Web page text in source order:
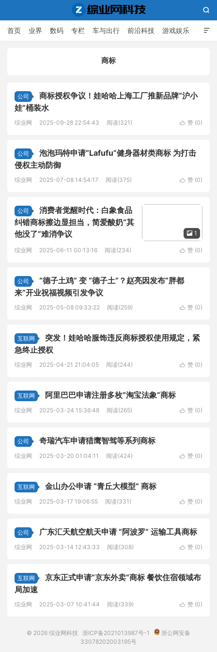

首页 业界 数码 专栏 车与出行 前沿科技 游戏娱乐

商标
公司
商标授权争议！娃哈哈上海工厂推新品牌“沪小
娃”桶装水
 赞 (0)
综业网 2025-09-28 22:54:43 阅读(321)
公司
泡泡玛特申请“Lafufu”健身器材类商标 为打击
侵权主动防御
 赞 (0)
综业网 2025-07-08 14:54:17 阅读(375)
公司
消费者觉醒时代：白象食品
纠错商标擦边显担当，简爱酸奶“其
他没了”难消争议
 1
 赞 (0)
综业网 2025-06-11 00:13:16 阅读(234)
公司
“德子土鸡” 变 “德子土”？赵亮因发布“胖都
来”开业祝福视频引发争议
 赞 (0)
综业网 2025-05-08 09:33:22 阅读(259)
互联网
突发！娃哈哈服饰违反商标授权使用规定，紧
急终止授权
 赞 (0)
综业网 2025-04-21 21:04:05 阅读(244)
互联网 阿里巴巴申请注册多枚“淘宝法象”商标
 赞 (0)
综业网 2025-03-24 15:36:48 阅读(265)
公司 奇瑞汽车申请猎鹰智驾等系列商标
 赞 (0)
综业网 2025-03-20 01:04:11 阅读(424)
互联网 金山办公申请 “青丘大模型” 商标
 赞 (0)
综业网 2025-03-17 19:06:55 阅读(331)
公司 广东汇天航空航天申请 “阿波罗” 运输工具商标
 赞 (0)
综业网 2025-03-14 12:43:33 阅读(308)
互联网
京东正式申请”京东外卖”商标 餐饮住宿领域布
局加速
 赞 (0)
综业网 2025-03-07 10:41:44 阅读(339)
© 2026 综业网科技 浙ICP备2021013987号-1
浙公网安备
33078202003195号